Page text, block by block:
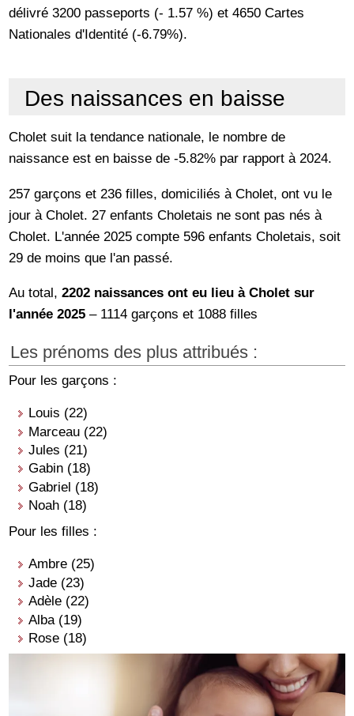
délivré 3200 passeports (- 1.57 %) et 4650 Cartes
Nationales d'Identité (-6.79%).
Des naissances en baisse
Cholet suit la tendance nationale, le nombre de
naissance est en baisse de -5.82% par rapport à 2024.
257 garçons et 236 filles, domiciliés à Cholet, ont vu le
jour à Cholet. 27 enfants Choletais ne sont pas nés à
Cholet. L'année 2025 compte 596 enfants Choletais, soit
29 de moins que l'an passé.
Au total,2202 naissances ont eu lieu à Cholet sur
l'année 2025 – 1114 garçons et 1088 filles
Les prénoms des plus attribués :
Pour les garçons :
Louis (22)
Marceau (22)
Jules (21)
Gabin (18)
Gabriel (18)
Noah (18)
Pour les filles :
Ambre (25)
Jade (23)
Adèle (22)
Alba (19)
Rose (18)